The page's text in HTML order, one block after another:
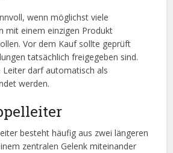
wenn möglichst viele
mit einem einzigen Produkt
Vor dem Kauf sollte geprüft
tatsächlich freigegeben sind.
darf automatisch als
werden.
besteht häufig aus zwei längeren
zentralen Gelenk miteinander